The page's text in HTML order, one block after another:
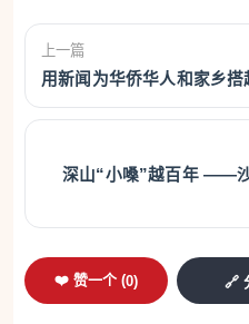
上一篇
用新闻为华侨华人和家乡
深山“小嗓”越百年 ——
❤️ 赞一个 (0) 🔗